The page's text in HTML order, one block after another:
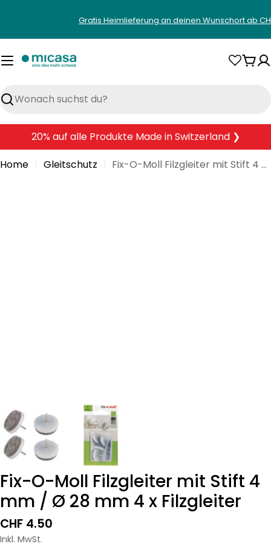
springen
Gratis Heimlieferung an deinen Wunschort ab
Suchen
20% auf alle Produkte Made in Switzerland ❯
Home
Gleitschutz Fix-O-Moll Filzgleiter mit Stift 4 mm / Ø 28 mm 4 x Filzgleiter
Fix-O-Moll Filzgleiter mit Stift 4
mm / Ø 28 mm 4 x Filzgleiter
Regulärer
Preis
CHF 4.50
Inkl. MwSt.